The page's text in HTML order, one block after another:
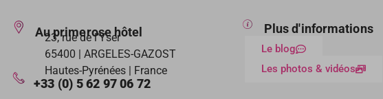
Au primerose hôtel
23, rue de l’Yser
65400 | ARGELES-GAZOST
Hautes-Pyrénées | France
+33 (0) 5 62 97 06 72
Plus d'informations
Le blog
Les photos & vidéos